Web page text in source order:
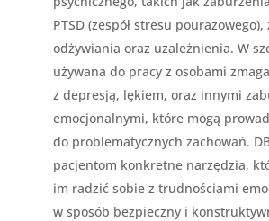
PTSD (zespół stresu
odżywiania oraz uzależnienia. W
używana do pracy z osobami
z depresją, lękiem, oraz innymi
emocjonalnymi, które mogą
do problematycznych zachowań.
pacjentom konkretne narzędzia,
im radzić sobie z trudnościami
w sposób bezpieczny i